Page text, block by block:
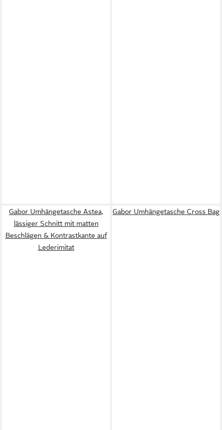
Gabor Umhängetasche Astea,
lässiger Schnitt mit matten
Beschlägen & Kontrastkante auf
Lederimitat
Gabor Umhängetasche Cross Bag